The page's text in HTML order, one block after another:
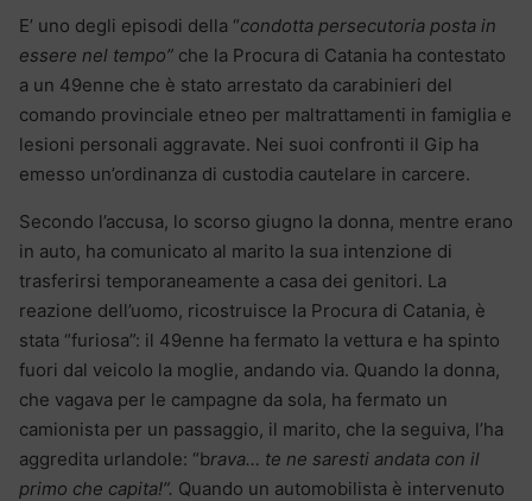
E’ uno degli episodi della “condotta persecutoria posta in
essere nel tempo” che la Procura di Catania ha contestato
a un 49enne che è stato arrestato da carabinieri del
comando provinciale etneo per maltrattamenti in famiglia e
lesioni personali aggravate. Nei suoi confronti il Gip ha
emesso un’ordinanza di custodia cautelare in carcere.
Secondo l’accusa, lo scorso giugno la donna, mentre erano
in auto, ha comunicato al marito la sua intenzione di
trasferirsi temporaneamente a casa dei genitori. La
reazione dell’uomo, ricostruisce la Procura di Catania, è
stata “furiosa”: il 49enne ha fermato la vettura e ha spinto
fuori dal veicolo la moglie, andando via. Quando la donna,
che vagava per le campagne da sola, ha fermato un
camionista per un passaggio, il marito, che la seguiva, l’ha
aggredita urlandole: “brava… te ne saresti andata con il
primo che capita!”. Quando un automobilista è intervenuto